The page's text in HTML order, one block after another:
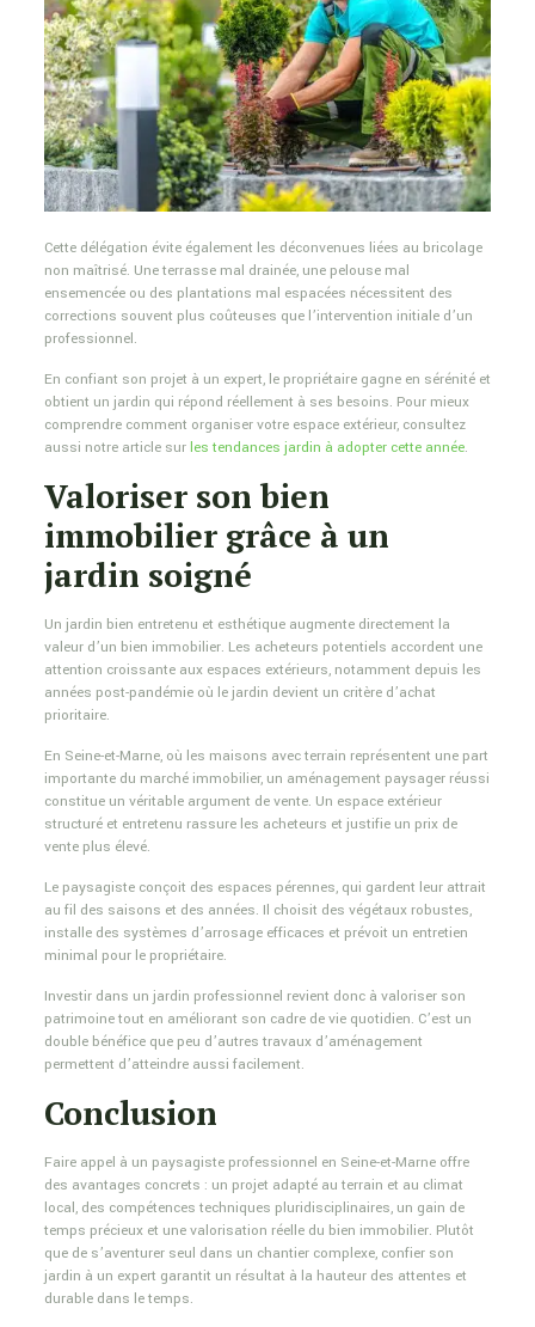
Cette délégation évite également les déconvenues liées au bricolage
non maîtrisé. Une terrasse mal drainée, une pelouse mal
ensemencée ou des plantations mal espacées nécessitent des
corrections souvent plus coûteuses que l’intervention initiale d’un
professionnel.
En confiant son projet à un expert, le propriétaire gagne en sérénité et
obtient un jardin qui répond réellement à ses besoins. Pour mieux
comprendre comment organiser votre espace extérieur, consultez
aussi notre article surles tendances jardin à adopter cette année.
Valoriser son bien
immobilier grâce à un
jardin soigné
Un jardin bien entretenu et esthétique augmente directement la
valeur d’un bien immobilier. Les acheteurs potentiels accordent une
attention croissante aux espaces extérieurs, notamment depuis les
années post-pandémie où le jardin devient un critère d’achat
prioritaire.
En Seine-et-Marne, où les maisons avec terrain représentent une part
importante du marché immobilier, un aménagement paysager réussi
constitue un véritable argument de vente. Un espace extérieur
structuré et entretenu rassure les acheteurs et justifie un prix de
vente plus élevé.
Le paysagiste conçoit des espaces pérennes, qui gardent leur attrait
au fil des saisons et des années. Il choisit des végétaux robustes,
installe des systèmes d’arrosage efficaces et prévoit un entretien
minimal pour le propriétaire.
Investir dans un jardin professionnel revient donc à valoriser son
patrimoine tout en améliorant son cadre de vie quotidien. C’est un
double bénéfice que peu d’autres travaux d’aménagement
permettent d’atteindre aussi facilement.
Conclusion
Faire appel à un paysagiste professionnel en Seine-et-Marne offre
des avantages concrets : un projet adapté au terrain et au climat
local, des compétences techniques pluridisciplinaires, un gain de
temps précieux et une valorisation réelle du bien immobilier. Plutôt
que de s’aventurer seul dans un chantier complexe, confier son
jardin à un expert garantit un résultat à la hauteur des attentes et
durable dans le temps.